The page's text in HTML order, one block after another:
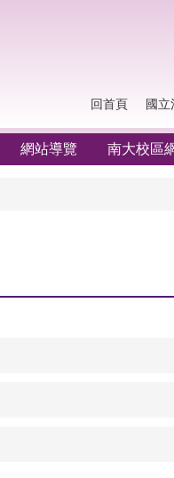
回首頁 國立
網站導覽 南大校區